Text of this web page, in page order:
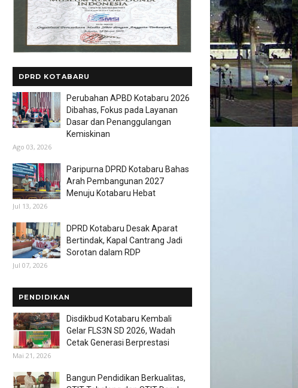
DPRD KOTABARU
Perubahan APBD Kotabaru 2026
Dibahas, Fokus pada Layanan
Dasar dan Penanggulangan
Kemiskinan
Ago 03, 2026
Paripurna DPRD Kotabaru Bahas
Arah Pembangunan 2027
Menuju Kotabaru Hebat
Jul 13, 2026
DPRD Kotabaru Desak Aparat
Bertindak, Kapal Cantrang Jadi
Sorotan dalam RDP
Jul 07, 2026
PENDIDIKAN
Disdikbud Kotabaru Kembali
Gelar FLS3N SD 2026, Wadah
Cetak Generasi Berprestasi
Mai 21, 2026
Bangun Pendidikan Berkualitas,